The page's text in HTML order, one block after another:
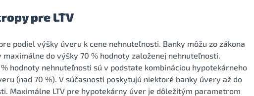
pre LTV
podiel výšky úveru k cene nehnuteľnosti. Banky môžu zo zákona
do výšky 70 % hodnoty založenej nehnuteľnosti.
hodnoty nehnuteľnosti sú v podstate kombináciou hypotekárneho
(nad 70 %). V súčasnosti poskytujú niektoré banky úvery až do
Maximálne LTV pre hypotekárny úver je dôležitým parametrom